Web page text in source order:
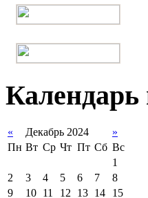
« Декабрь 2024
»
Пн Вт Ср Чт Пт Сб Вс
1
2
3 4 5 6 7
8
9
10 11 12 13 14 15